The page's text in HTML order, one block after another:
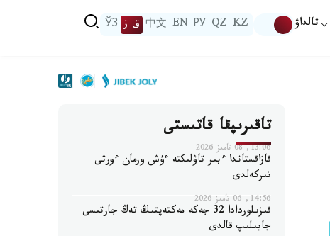
تالداۋ KZ
QZ
РУ
EN
中文 ق ز ЎЗ
تاقىرىپقا قاتىستى
13:06, 08 تامىز 2026
قازاقستاندا ءبىر تاۋلىكتە ءۇش ورمان ءورتى
تىركەلدى
14:56, 06 تامىز 2026
قىزىلوردادا 32 جەكە مەكتەپتىڭ تەڭ جارتىسى
جابىلىپ قالدى